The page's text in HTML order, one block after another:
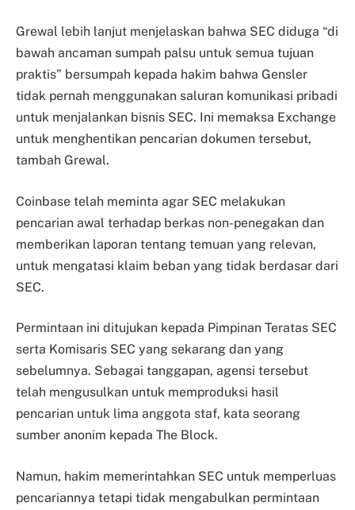
Grewal lebih lanjut menjelaskan bahwa SEC diduga “di
bawah ancaman sumpah palsu untuk semua tujuan
praktis” bersumpah kepada hakim bahwa Gensler
tidak pernah menggunakan saluran komunikasi pribadi
untuk menjalankan bisnis SEC. Ini memaksa Exchange
untuk menghentikan pencarian dokumen tersebut,
tambah Grewal.
Coinbase telah meminta agar SEC melakukan
pencarian awal terhadap berkas non-penegakan dan
memberikan laporan tentang temuan yang relevan,
untuk mengatasi klaim beban yang tidak berdasar dari
SEC.
Permintaan ini ditujukan kepada Pimpinan Teratas SEC
serta Komisaris SEC yang sekarang dan yang
sebelumnya. Sebagai tanggapan, agensi tersebut
telah mengusulkan untuk memproduksi hasil
pencarian untuk lima anggota staf, kata seorang
sumber anonim kepada The Block.
Namun, hakim memerintahkan SEC untuk memperluas
pencariannya tetapi tidak mengabulkan permintaan